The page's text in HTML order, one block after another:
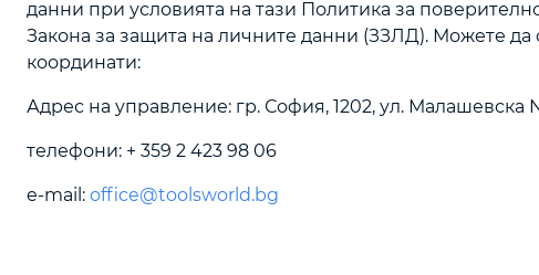
данни при условията на тази Политика за
Закона за защита на личните данни (ЗЗЛД). Можете да
координати:
Адрес на управление: гр. София, 1202, ул. Малашевска
телефони: + 359 2 423 98 06
e-mail: office@toolsworld.bg